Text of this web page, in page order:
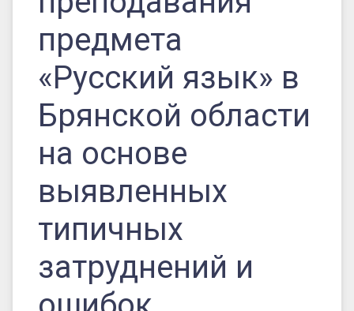
ошибок
участников
ЕГЭ
2023
году
предмета
«Русский язык» в
Брянской области
на основе
выявленных
типичных
затруднений и